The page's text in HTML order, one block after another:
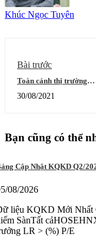
Khúc Ngọc Tuyên
Bài trước
Toàn cảnh thị trường
từ vùng hỗ trợ mạnh,
30/08/2021
Bạn cũng có thể
Cập Nhật KQKD Q2/
08/2026
liệu KQKD Mới Nhất
SànTất
LR > (%) P/E